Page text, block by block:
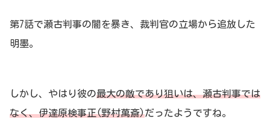
第7話で瀬古判事の闇を暴き、裁判官の立場から追放した
明墨。
しかし、やはり彼の最大の敵であり狙いは、瀬古判事では
なく、伊達原検事正(野村萬斎)だったようですね。